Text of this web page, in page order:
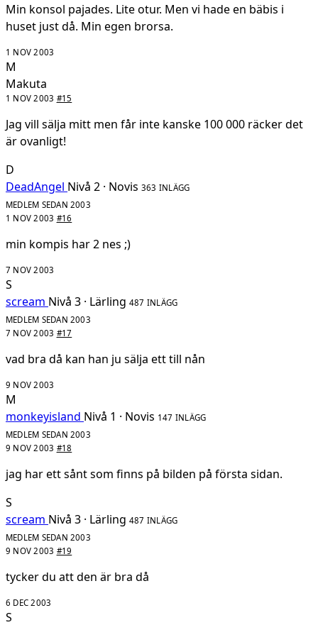
Min konsol pajades. Lite otur. Men vi hade en bäbis i
huset just då. Min egen brorsa.
1 NOV 2003
M
Makuta
1 NOV 2003 #15
Jag vill sälja mitt men får inte kanske 100 000 räcker det
är ovanligt!
D
DeadAngel Nivå 2 · Novis 363 INLÄGG
MEDLEM SEDAN 2003
1 NOV 2003 #16
min kompis har 2 nes ;)
7 NOV 2003
S
scream Nivå 3 · Lärling 487 INLÄGG
MEDLEM SEDAN 2003
7 NOV 2003 #17
vad bra då kan han ju sälja ett till nån
9 NOV 2003
M
monkeyisland Nivå 1 · Novis 147 INLÄGG
MEDLEM SEDAN 2003
9 NOV 2003 #18
jag har ett sånt som finns på bilden på första sidan.
S
scream Nivå 3 · Lärling 487 INLÄGG
MEDLEM SEDAN 2003
9 NOV 2003 #19
tycker du att den är bra då
6 DEC 2003
S